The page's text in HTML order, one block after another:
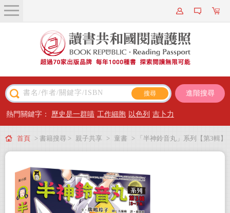
關於我們
近期新書
主題閱讀
出版專區
會員專屬
會員儲值方案
進階搜尋
熱門關鍵字： 歷史是一群喵 工作細胞 以色列 吉卜力
首頁 > 書籍搜尋 > 親子共享 > 童書 > 「半神鈴音丸」系列【第3輯】